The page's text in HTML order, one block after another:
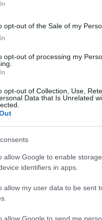
opt-out of the Sale of my
opt-out of processing my
opt-out of Collection, Use,
Data that Is Unrelated
allow Google to enable
identifiers in apps.
allow my user data to be sent
Awards distinguem
verificadas dos